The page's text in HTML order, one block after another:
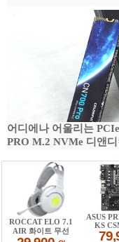
어디에나 어울리는
PRO M.2 NVMe 디앤